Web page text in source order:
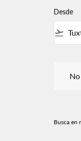
Desde
flight_takeoff
Busca en